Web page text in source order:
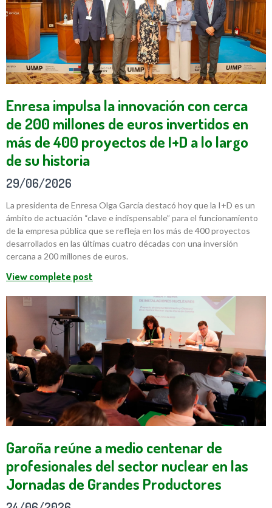
Enresa impulsa la innovación con cerca
de 200 millones de euros invertidos en
más de 400 proyectos de I+D a lo largo
de su historia
29/06/2026
La presidenta de Enresa Olga García destacó hoy que la I+D es un
ámbito de actuación “clave e indispensable” para el funcionamiento
de la empresa pública que se refleja en los más de 400 proyectos
desarrollados en las últimas cuatro décadas con una inversión
cercana a 200 millones de euros.
View complete post
Garoña reúne a medio centenar de
profesionales del sector nuclear en las
Jornadas de Grandes Productores